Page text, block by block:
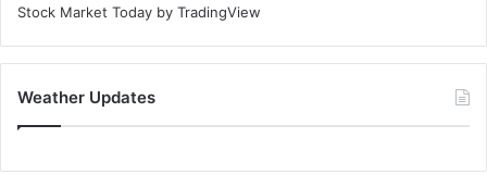
Stock Market Today by TradingView
Weather Updates